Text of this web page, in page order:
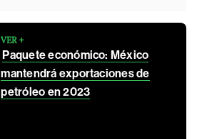
VER +
Paquete económico: México
mantendrá exportaciones de
petróleo en 2023